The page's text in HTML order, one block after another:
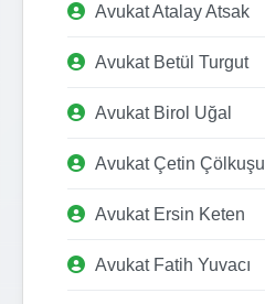
Avukat Atalay Atsak
Avukat Betül Turgut
Avukat Birol Uğal
Avukat Çetin Çölkuşu
Avukat Ersin Keten
Avukat Fatih Yuvacı